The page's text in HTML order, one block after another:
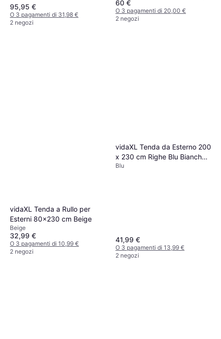
95,95 €
O 3 pagamenti di 31,98 €
2 negozi
Anello
60 €
O 3 pagamenti di 20,00 €
2 negozi
vidaXL Tenda a Rullo per
Esterni 80x230 cm Beige
Beige
32,99 €
O 3 pagamenti di 10,99 €
2 negozi
vidaXL Tenda da Esterno 200
x 230 cm Righe Blu Bianche
200x230cm
Blu
41,99 €
O 3 pagamenti di 13,99 €
2 negozi